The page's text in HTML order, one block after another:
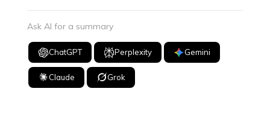
Ask AI for a summary
ChatGPT Perplexity Gemini
Claude Grok